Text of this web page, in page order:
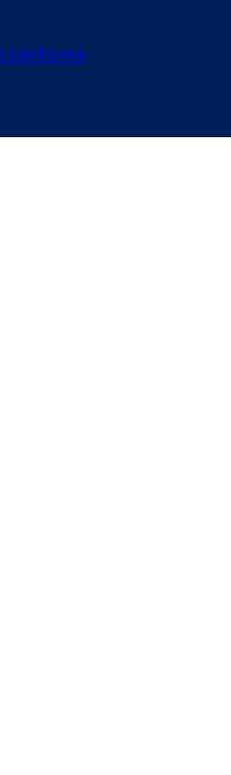
conforme